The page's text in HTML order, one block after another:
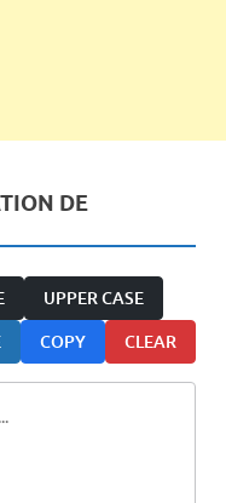
DE
UPPER CASE
COPY CLEAR